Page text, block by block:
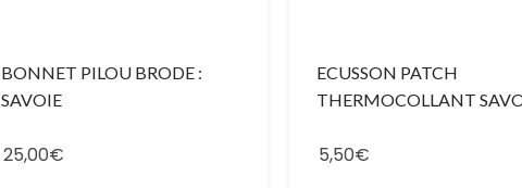
BONNET PILOU BRODE :
SAVOIE
25,00€
ECUSSON PATCH
THERMOCOLLANT
5,50€